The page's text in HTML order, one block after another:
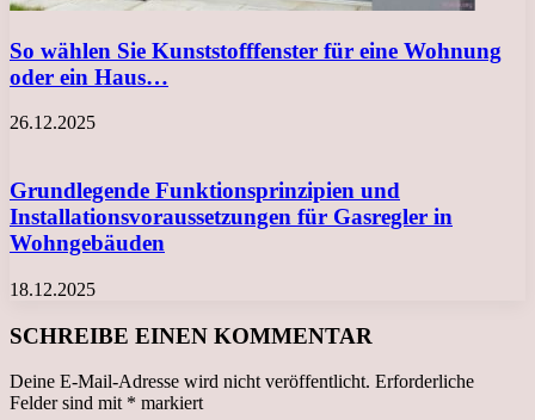
So wählen Sie Kunststofffenster für eine Wohnung
oder ein Haus…
26.12.2025
Grundlegende Funktionsprinzipien und
Installationsvoraussetzungen für Gasregler in
Wohngebäuden
18.12.2025
SCHREIBE EINEN KOMMENTAR
Deine E-Mail-Adresse wird nicht veröffentlicht. Erforderliche
Felder sind mit * markiert